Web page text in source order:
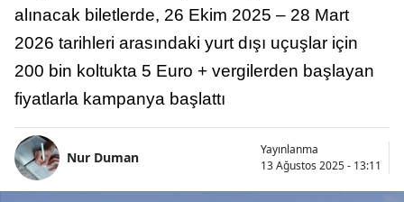
alınacak biletlerde, 26 Ekim 2025 – 28 Mart
2026 tarihleri arasındaki yurt dışı uçuşlar için
200 bin koltukta 5 Euro + vergilerden başlayan
fiyatlarla kampanya başlattı
Nur Duman
Yayınlanma
13 Ağustos 2025 - 13:11